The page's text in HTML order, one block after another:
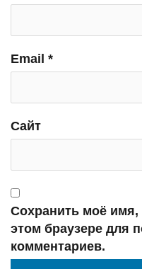
Email *
Сайт
Сохранить моё имя,
этом браузере для
комментариев.